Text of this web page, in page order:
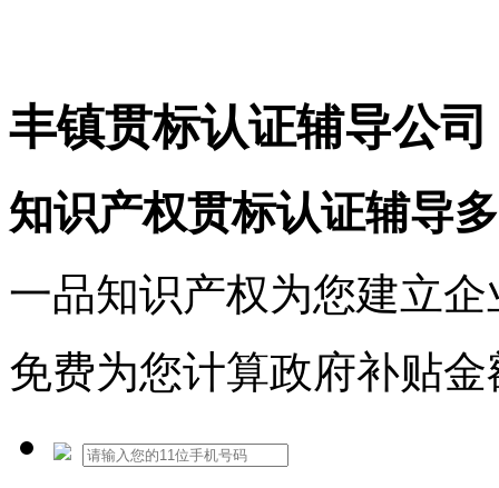
丰镇贯标认证辅导公司
知识产权贯标认证辅导
一品知识产权为您建立
免费为您计算政府补贴